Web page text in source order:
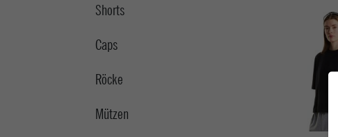
Shorts
Caps
Röcke
Mützen